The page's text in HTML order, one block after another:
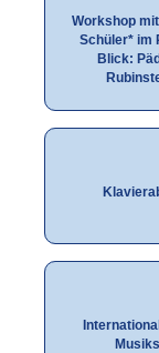
Workshop
Schüler* im
Blick: